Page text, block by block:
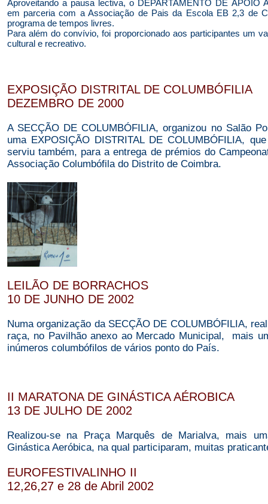
Aproveitando a pausa lectiva, o DEPARTAMENTO DE APOIO
em parceria com a Associação de Pais da Escola EB 2,3 de
programa de tempos livres.
Para além do convívio, foi proporcionado aos participantes um
cultural e recreativo.
EXPOSIÇÃO DISTRITAL DE COLUMBÓFILIA
DEZEMBRO DE 2000
A SECÇÃO DE COLUMBÓFILIA, organizou no Salão
uma EXPOSIÇÃO DISTRITAL DE COLUMBÓFILIA,
serviu também, para a entrega de prémios do
Associação Columbófila do Distrito de Coimbra.
LEILÃO DE BORRACHOS
10 DE JUNHO DE 2002
Numa organização da SECÇÃO DE COLUMBÓFILIA,
raça, no Pavilhão anexo ao Mercado Municipal, mais
inúmeros columbófilos de vários ponto do País.
II MARATONA DE GINÁSTICA AÉROBICA
13 DE JULHO DE 2002
Realizou-se na Praça Marquês de Marialva, mais
Ginástica Aeróbica, na qual participaram, muitas
EUROFESTIVALINHO II
12,26,27 e 28 de Abril 2002